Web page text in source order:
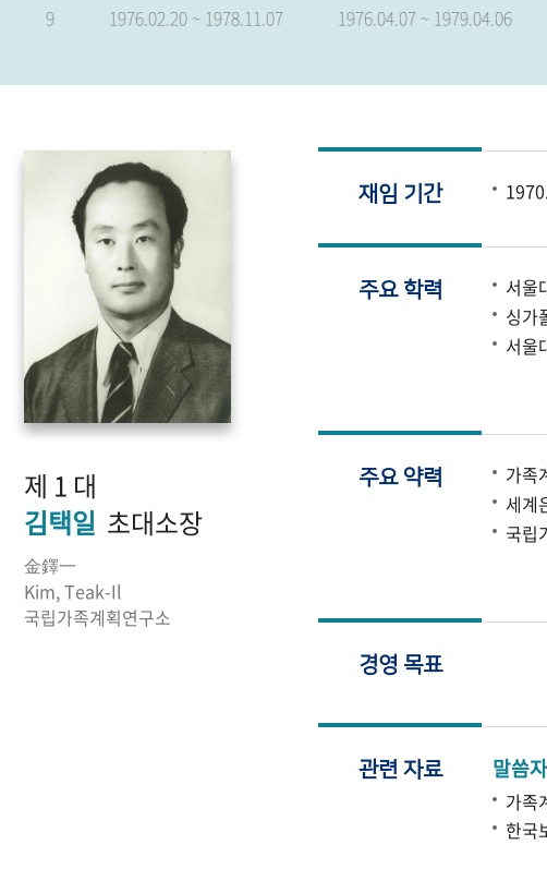
1976.02.20 ~ 1978.11.07 1976.04.07 ~ 1979.04.06
제 1 대
김택일 초대소장
金鐸一
Kim, Teak-Il
국립가족계획연구소
재임 기간
주요 학력
서울
싱가
서울
주요 약력
가족
세계
국립
경영 목표
관련 자료 말씀
가족
한국